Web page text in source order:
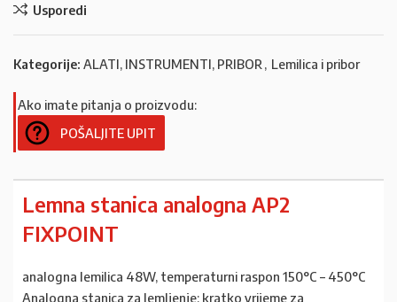
Usporedi
Kategorije: ALATI, INSTRUMENTI, PRIBOR , Lemilica i pribor
Ako imate pitanja o proizvodu:
POŠALJITE UPIT
Lemna stanica analogna AP2
FIXPOINT
analogna lemilica 48W, temperaturni raspon 150°C – 450°C
Analogna stanica za lemljenje: kratko vrijeme za